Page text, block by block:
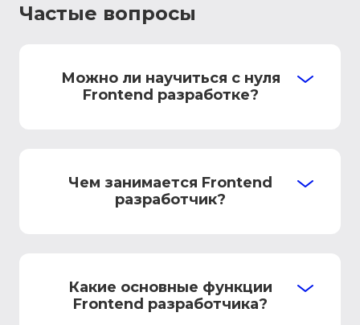
Частые вопросы
Можно ли научиться с нуля
Frontend разработке?
Чем занимается Frontend
разработчик?
Какие основные функции
Frontend разработчика?